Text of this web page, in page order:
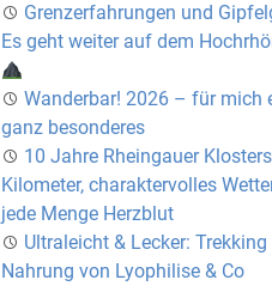
Grenzerfahrungen und
Es geht weiter auf dem
Wanderbar! 2026 – für mich
ganz besonderes
10 Jahre Rheingauer
Kilometer, charaktervolles
jede Menge Herzblut
Ultraleicht & Lecker: Trekking
Nahrung von Lyophilise & Co